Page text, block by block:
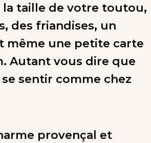
taille de votre toutou,
des friandises, un
même une petite carte
Autant vous dire que
sentir comme chez
provençal et